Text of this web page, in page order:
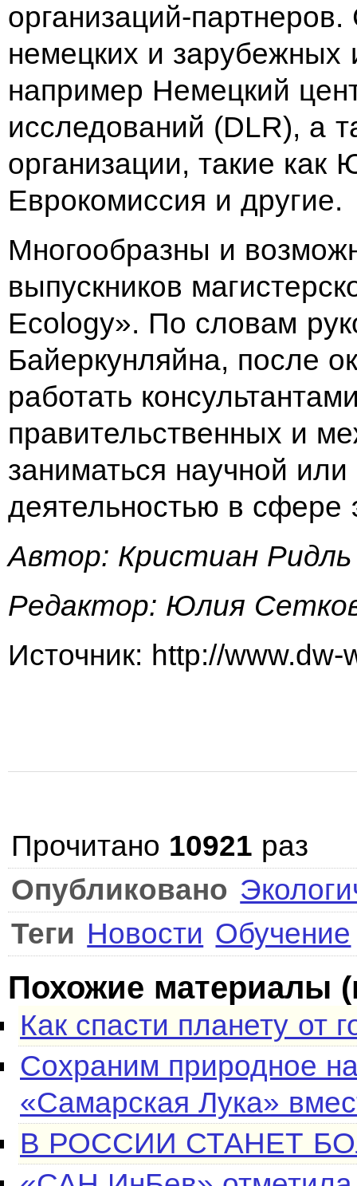
организаций-
немецких и зарубежных
например Немецкий
исследований (DLR), а
организации, такие
Еврокомиссия и другие.
Многообразны и
выпускников
Ecology». По словам
Байеркунляйна, после
работать
правительственных и
заниматься научной
деятельностью в сфере
Автор: Кристиан Ридль
Редактор: Юлия
Источник: http://www.dw-
Прочитано 10921 раз
Опубликовано
Теги Новости Обучение
Похожие материалы
Как спасти планету от
Сохраним природное
«Самарская Лука»
В РОССИИ СТАНЕТ